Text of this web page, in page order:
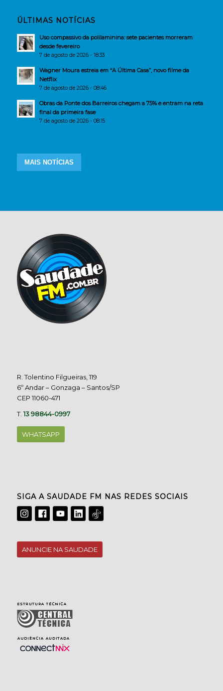
ÚLTIMAS NOTÍCIAS
Uso compassivo da polilaminina: sete pacientes morreram
desde fevereiro
7 de agosto de 2026 - 18:33
Wagner Moura estreia em “A Última Casa”, novo filme da
Netflix
7 de agosto de 2026 - 08:46
Obras da Ponte dos Barreiros chegam a 75% e entram na reta
final da primeira fase
7 de agosto de 2026 - 08:15
MAIS NOTÍCIAS
R. Tolentino Filgueiras, 119
6º Andar – Gonzaga – Santos/SP
CEP 11060-471
T.13 98844-0997
WHATSAPP
SIGA A SAUDADE FM NAS REDES SOCIAIS
ANUNCIE NA SAUDADE